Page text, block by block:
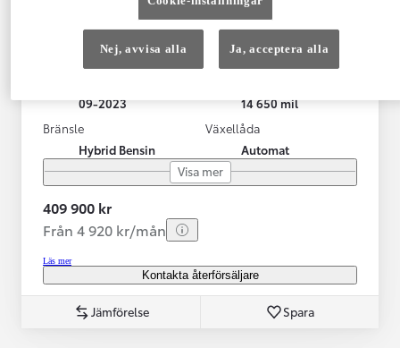
STYLE (306hk) Drag/V-hjul/LED-ramp
KRYLBO
09-2023
14 650 mil
Bränsle
Hybrid Bensin
Växellåda
Automat
Visa mer
409 900 kr
Från 4 920 kr/mån
Läs mer
Kontakta återförsäljare
Jämförelse Spara
Nej, avvisa alla Ja, acceptera alla